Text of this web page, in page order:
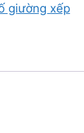
giường xếp